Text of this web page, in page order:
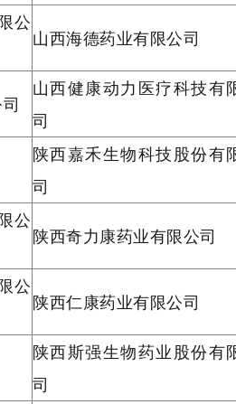
公
山西海德药业有限公司
山西健康动力医疗科技有
司
陕西嘉禾生物科技股份有
司
公
陕西奇力康药业有限公司
公
陕西仁康药业有限公司
陕西斯强生物药业股份有
司